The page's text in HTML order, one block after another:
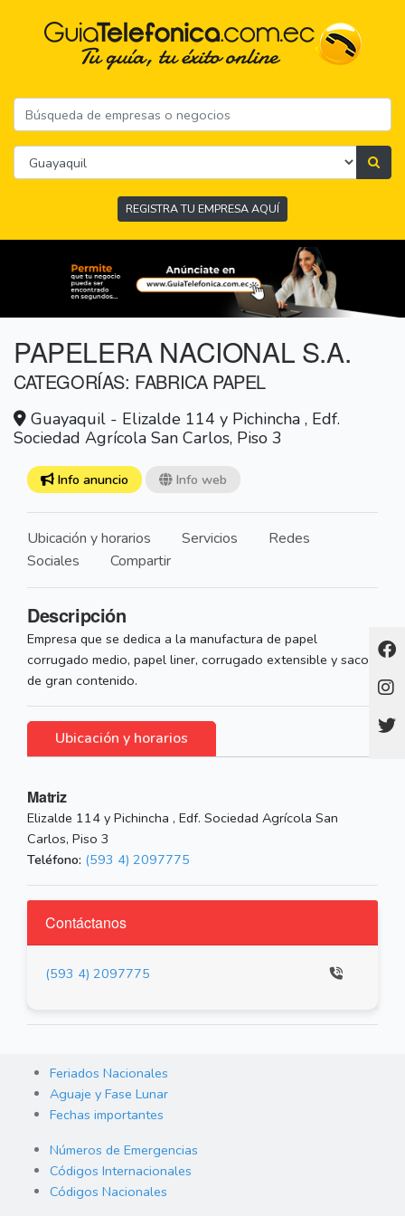
REGISTRA TU EMPRESA AQUÍ
PAPELERA NACIONAL S.A.
CATEGORÍAS: FABRICA PAPEL
Guayaquil - Elizalde 114 y Pichincha , Edf.
Sociedad Agrícola San Carlos, Piso 3
Info anuncio Info web
Ubicación y horarios Servicios
Redes
Sociales
Compartir
Descripción
Empresa que se dedica a la manufactura de papel
corrugado medio, papel liner, corrugado extensible y sacos
de gran contenido.
Ubicación y horarios
Matriz
Elizalde 114 y Pichincha , Edf. Sociedad Agrícola San
Carlos, Piso 3
Teléfono: (593 4) 2097775
Contáctanos
(593 4) 2097775
Feriados Nacionales
Aguaje y Fase Lunar
Fechas importantes
Números de Emergencias
Códigos Internacionales
Códigos Nacionales